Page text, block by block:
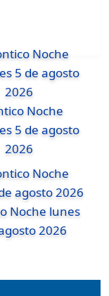
Noche
5 de agosto
2026
Noche lunes
2026